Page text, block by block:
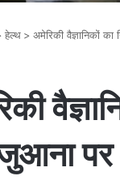
हेल्थ > अमेरिकी वैज्ञानिकों का
पर